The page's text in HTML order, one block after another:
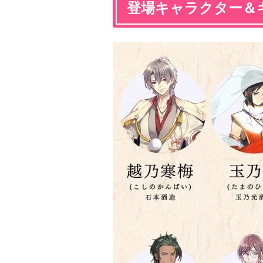
登場キャラクター＆